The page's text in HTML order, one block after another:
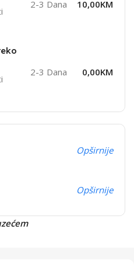
2-3 Dana 10,00KM
2-3 Dana 0,00KM
Opširnije
Opširnije